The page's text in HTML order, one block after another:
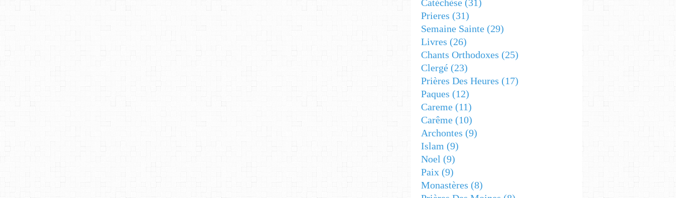
Catéchèse (31)
Prieres (31)
Semaine Sainte (29)
Livres (26)
Chants Orthodoxes (25)
Clergé (23)
Prières Des Heures (17)
Paques (12)
Careme (11)
Carême (10)
Archontes (9)
Islam (9)
Noel (9)
Paix (9)
Monastères (8)